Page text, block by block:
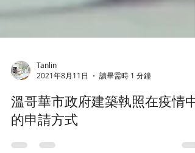
2021年8月11日
讀畢需時 1 分鐘
溫哥華市政府建築執照在疫情中
的申請方式